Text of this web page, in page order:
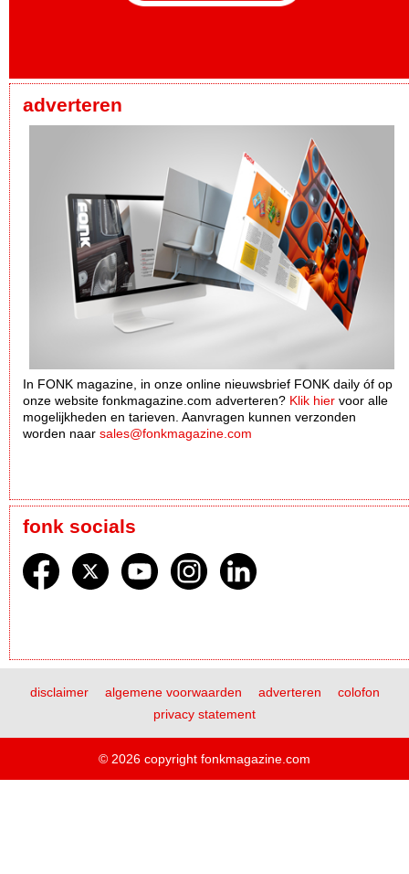
adverteren
In FONK magazine, in onze online nieuwsbrief FONK daily óf op
onze website fonkmagazine.com adverteren? Klik hier voor alle
mogelijkheden en tarieven. Aanvragen kunnen verzonden
worden naar sales@fonkmagazine.com
fonk socials
disclaimer algemene voorwaarden adverteren
colofon
privacy statement
© 2026 copyright fonkmagazine.com